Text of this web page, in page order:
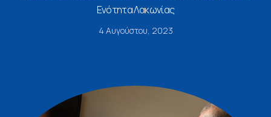
Ενότητα Λακωνίας
4 Αυγούστου, 2023